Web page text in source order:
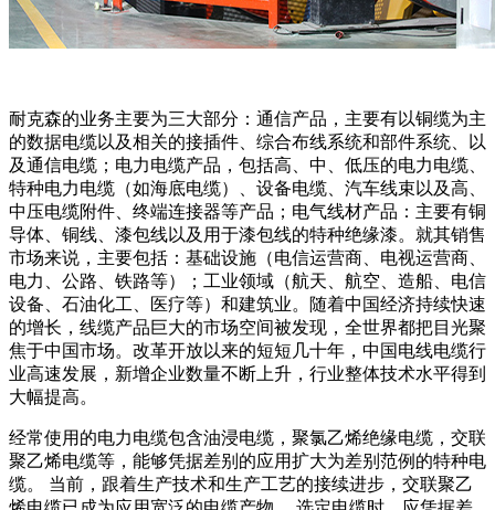
耐克森的业务主要为三大部分：通信产品，主要有以铜缆为主
的数据电缆以及相关的接插件、综合布线系统和部件系统、以
及通信电缆；电力电缆产品，包括高、中、低压的电力电缆、
特种电力电缆（如海底电缆）、设备电缆、汽车线束以及高、
中压电缆附件、终端连接器等产品；电气线材产品：主要有铜
导体、铜线、漆包线以及用于漆包线的特种绝缘漆。就其销售
市场来说，主要包括：基础设施（电信运营商、电视运营商、
电力、公路、铁路等）；工业领域（航天、航空、造船、电信
设备、石油化工、医疗等）和建筑业。随着中国经济持续快速
的增长，线缆产品巨大的市场空间被发现，全世界都把目光聚
焦于中国市场。改革开放以来的短短几十年，中国电线电缆行
业高速发展，新增企业数量不断上升，行业整体技术水平得到
大幅提高。
经常使用的电力电缆包含油浸电缆，聚氯乙烯绝缘电缆，交联
聚乙烯电缆等，能够凭据差别的应用扩大为差别范例的特种电
缆。 当前，跟着生产技术和生产工艺的接续进步，交联聚乙